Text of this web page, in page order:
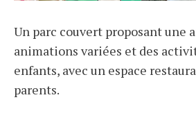
Un parc couvert proposant une
animations variées et des
enfants, avec un espace
parents.